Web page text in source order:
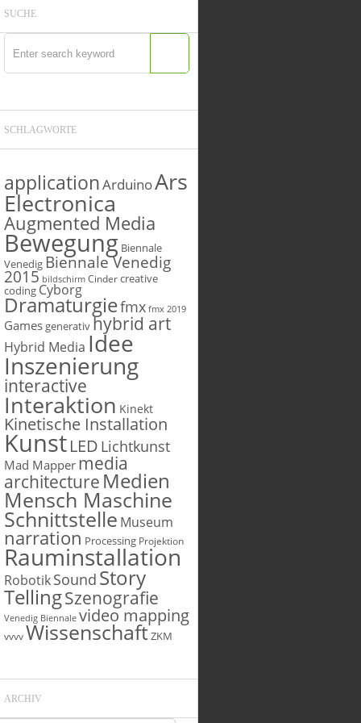
SUCHE
SCHLAGWORTE
applicationArduinoArs
Electronica
Augmented Media
Bewegung Biennale
Venedig Biennale Venedig
2015 bildschirm Cinder creative
coding Cyborg
Dramaturgiefmx fmx 2019
Games generativhybrid art
Hybrid Media Idee
Inszenierung
interactive
Interaktion Kinekt
Kinetische Installation
KunstLED Lichtkunst
Mad Mapper media
architecture Medien
Mensch Maschine
Schnittstelle Museum
narration Processing Projektion
Rauminstallation
RobotikSound Story
TellingSzenografie
Venedig Biennale video mapping
vvvv WissenschaftZKM
ARCHIV